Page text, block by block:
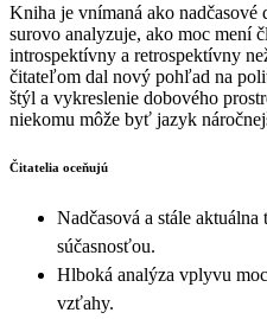
Kniha je vnímaná ako nadčasové
surovo analyzuje, ako moc mení
introspektívny a retrospektívny
čitateľom dal nový pohľad na
štýl a vykreslenie dobového
niekomu môže byť jazyk
Čitatelia oceňujú
Nadčasová a stále
súčasnosťou.
Hlboká analýza vplyvu
vzťahy.